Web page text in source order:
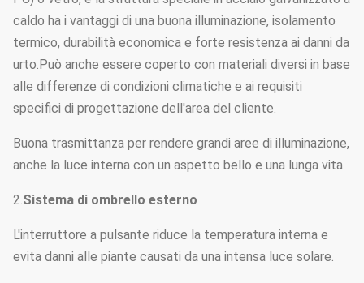
caldo ha i vantaggi di una buona illuminazione, isolamento
termico, durabilità economica e forte resistenza ai danni da
urto.Può anche essere coperto con materiali diversi in base
alle differenze di condizioni climatiche e ai requisiti
specifici di progettazione dell'area del cliente.
Buona trasmittanza per rendere grandi aree di illuminazione,
anche la luce interna con un aspetto bello e una lunga vita.
2.Sistema di ombrello esterno
L'interruttore a pulsante riduce la temperatura interna e
evita danni alle piante causati da una intensa luce solare.